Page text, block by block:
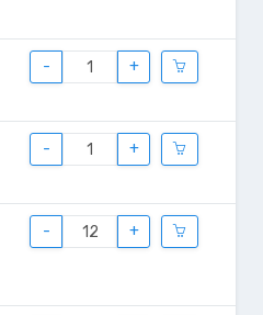
- +
- +
- +